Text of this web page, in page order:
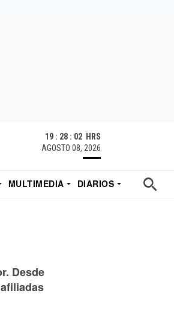
19 : 28 : 03 HRS
AGOSTO 08, 2026
MULTIMEDIA
DIARIOS
Desde